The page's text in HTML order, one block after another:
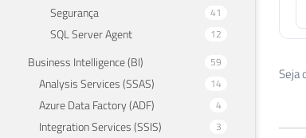
Segurança 41
SQL Server Agent 12
Business Intelligence (BI) 59
Analysis Services (SSAS) 14
Azure Data Factory (ADF) 4
Integration Services (SSIS) 3
Seja